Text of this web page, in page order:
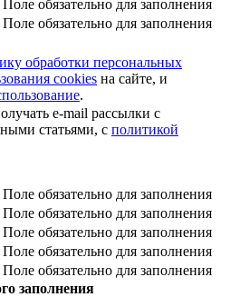
Поле обязательно для заполнения
Поле обязательно для заполнения
обработки персональных
cookies на сайте, и
.
e-mail рассылки с
статьями, с политикой
Поле обязательно для заполнения
Поле обязательно для заполнения
Поле обязательно для заполнения
Поле обязательно для заполнения
Поле обязательно для заполнения
заполнения